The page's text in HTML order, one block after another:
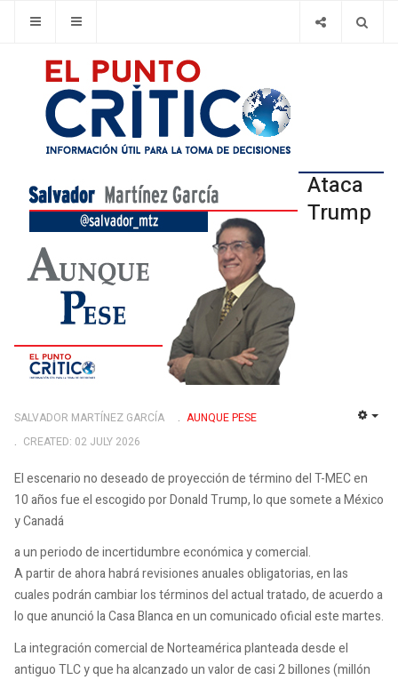
Ataca
Trump
SALVADOR MARTÍNEZ GARCÍA
AUNQUE PESE
CREATED: 02 JULY 2026
El escenario no deseado de proyección de término del T-MEC en
10 años fue el escogido por Donald Trump, lo que somete a México
y Canadá
a un periodo de incertidumbre económica y comercial.
A partir de ahora habrá revisiones anuales obligatorias, en las
cuales podrán cambiar los términos del actual tratado, de acuerdo a
lo que anunció la Casa Blanca en un comunicado oficial este martes.
La integración comercial de Norteamérica planteada desde el
antiguo TLC y que ha alcanzado un valor de casi 2 billones (millón